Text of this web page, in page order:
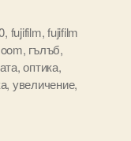
, fujifilm,fujifilm
, гълъб,
,оптика,
, увеличение,